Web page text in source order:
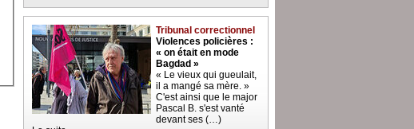
Tribunal correctionnel
Violences policières :
« on était en mode
Bagdad »
« Le vieux qui gueulait,
il a mangé sa mère. »
C'est ainsi que le major
Pascal B. s'est vanté
devant ses (…)